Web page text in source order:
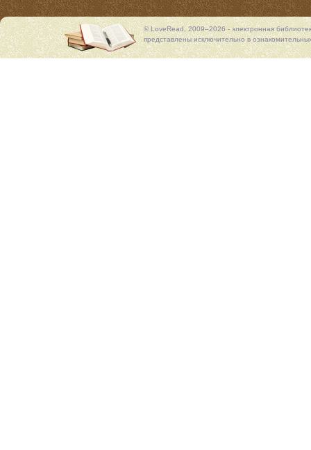
© LoveRead, 2009–2026 - электронная
представлены исключительно в